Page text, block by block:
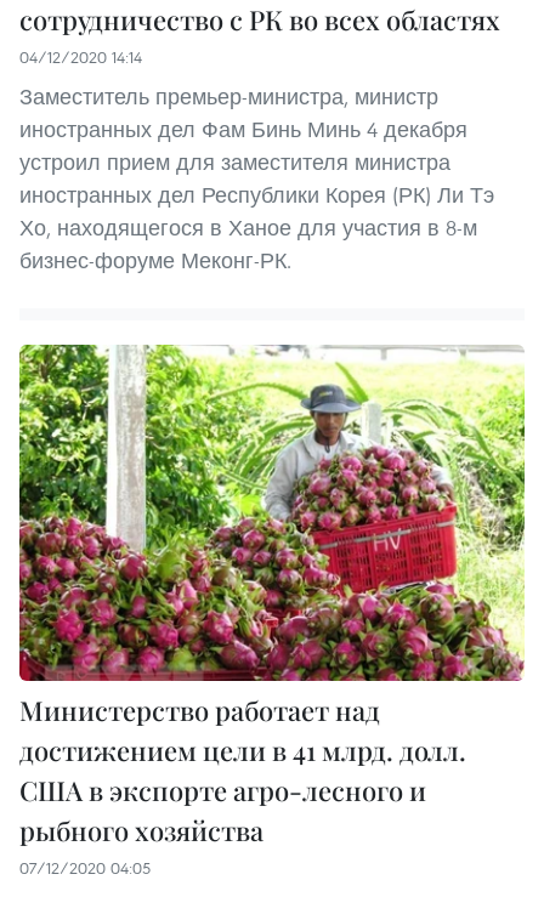
сотрудничество с РК во всех областях
04/12/2020 14:14
Заместитель премьер-министра, министр
иностранных дел Фам Бинь Минь 4 декабря
устроил прием для заместителя министра
иностранных дел Республики Корея (РК) Ли Тэ
Хо, находящегося в Ханое для участия в 8-м
бизнес-форуме Меконг-РК.
Министерство работает над
достижением цели в 41 млрд. долл.
США в экспорте агро-лесного и
рыбного хозяйства
07/12/2020 04:05